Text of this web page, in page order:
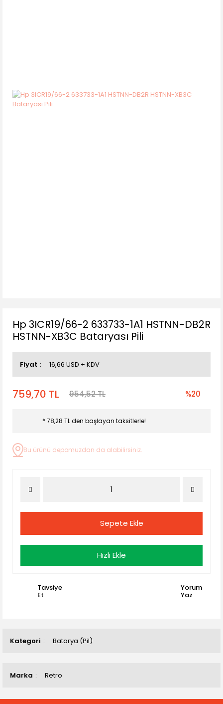
Kategori Batarya (Pil)
Marka Retro
Hp 3ICR19/66-2 633733-1A1 HSTNN-DB2R
HSTNN-XB3C Bataryası Pili
Fiyat 16,66 USD + KDV
759,70 TL 954,52 TL %20
* 78,28 TL den başlayan taksitlerle!
Bu ürünü depomuzdan da alabilirsiniz.
Sepete Ekle
Hızlı Ekle
Tavsiye
Et
Yorum
Yaz